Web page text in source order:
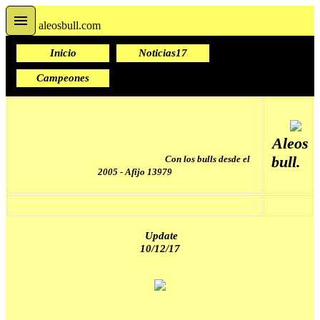
aleosbull.com
Inicio Noticias17
Campeones
Con los bulls desde el
2005 - Afijo 13979
Aleos
bull.
Update
10/12/17